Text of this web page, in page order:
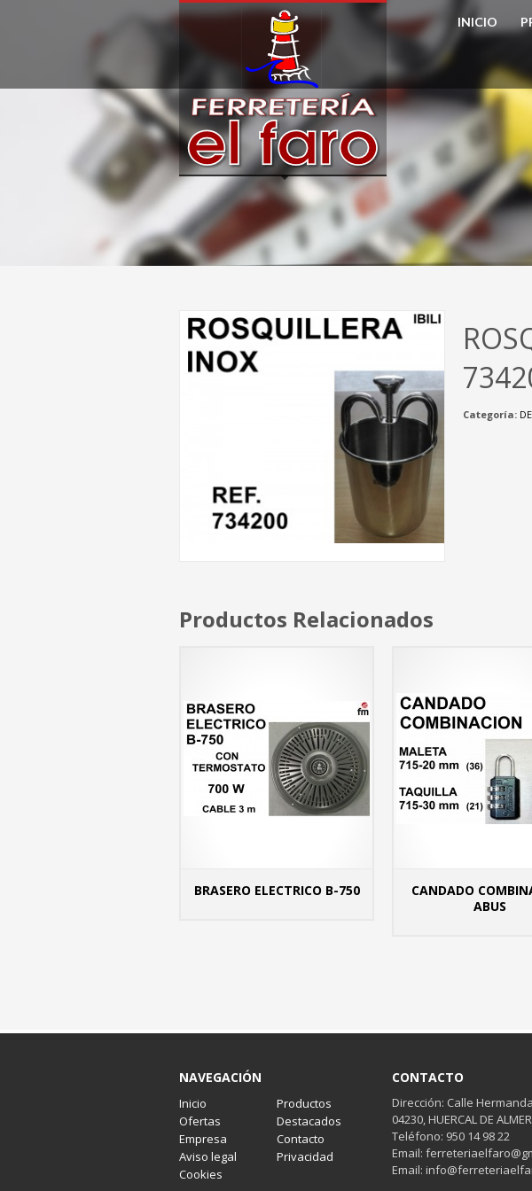
INICIO
Categoría:
Productos Relacionados
BRASERO ELECTRICO B-750
CANDADO
ABUS
NAVEGACIÓN
Inicio
Productos
Ofertas
Destacados
Empresa
Contacto
Aviso legal
Privacidad
Cookies
CONTACTO
Dirección: Calle
04230, HUERCAL DE
Teléfono: 950 14 98 22
Email:
Email: